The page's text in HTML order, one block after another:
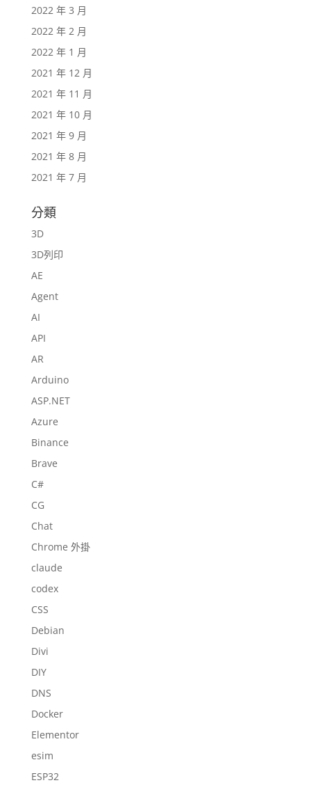
2022 年 3 月
2022 年 2 月
2022 年 1 月
2021 年 12 月
2021 年 11 月
2021 年 10 月
2021 年 9 月
2021 年 8 月
2021 年 7 月
分類
3D
3D列印
AE
Agent
AI
API
AR
Arduino
ASP.NET
Azure
Binance
Brave
C#
CG
Chat
Chrome 外掛
claude
codex
CSS
Debian
Divi
DIY
DNS
Docker
Elementor
esim
ESP32